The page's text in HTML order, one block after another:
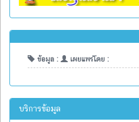
ข้อมูล : เผยแพร่โดย :
บริการข้อมูล